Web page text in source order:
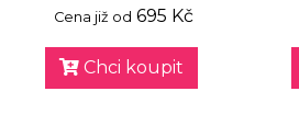
Cena již od 695 Kč
Chci koupit